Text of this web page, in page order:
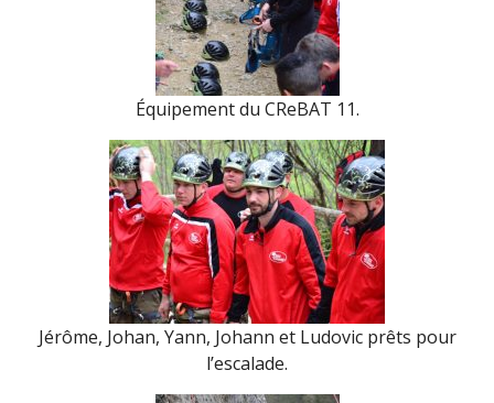
Équipement du CReBAT 11.
Jérôme, Johan, Yann, Johann et Ludovic prêts pour
l’escalade.